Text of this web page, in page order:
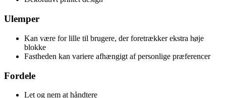
Ulemper
Kan være for lille til brugere, der foretrækker ekstra høje
blokke
Fastheden kan variere afhængigt af personlige præferencer
Fordele
Let og nem at håndtere